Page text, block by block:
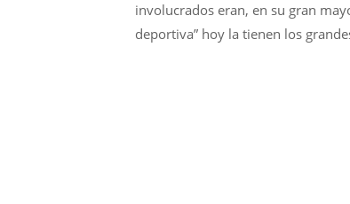
involucrados eran, en su gran
deportiva” hoy la tienen los